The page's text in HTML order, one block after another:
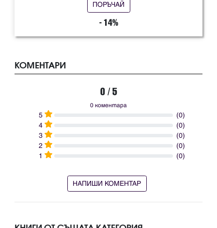
ПОРЪЧАЙ
- 14%
КОМЕНТАРИ
0 / 5
0 коментара
5
(0)
4
(0)
3
(0)
2
(0)
1
(0)
НАПИШИ КОМЕНТАР